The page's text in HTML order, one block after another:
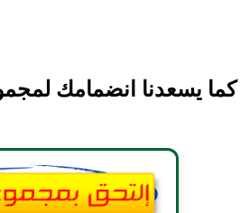
كما يسعدنا انضمامك